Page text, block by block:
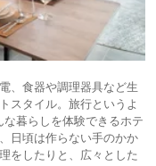
、食器や調理器具など生
スタイル。旅行というよ
暮らしを体験できるホテ
日頃は作らない手のかか
をしたりと、広々とした